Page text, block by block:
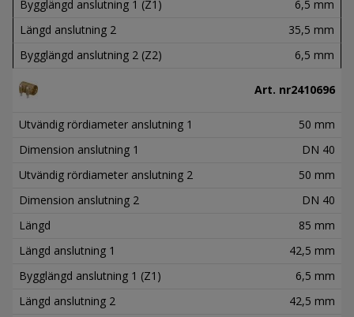
Bygglängd anslutning 1 (Z1)
6,5 mm
Längd anslutning 2
35,5 mm
Bygglängd anslutning 2 (Z2)
6,5 mm
Art. nr2410696
Utvändig rördiameter anslutning 1
50 mm
Dimension anslutning 1
DN 40
Utvändig rördiameter anslutning 2
50 mm
Dimension anslutning 2
DN 40
Längd
85 mm
Längd anslutning 1
42,5 mm
Bygglängd anslutning 1 (Z1)
6,5 mm
Längd anslutning 2
42,5 mm